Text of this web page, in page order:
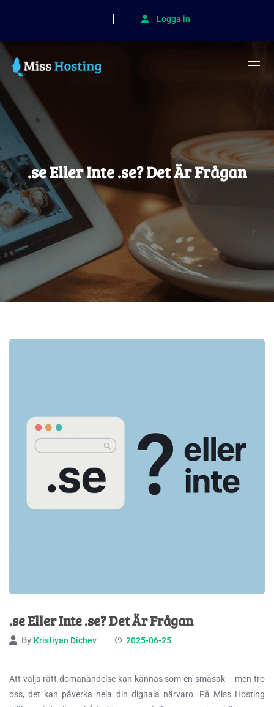
Logga in
.se Eller Inte .se? Det Är Frågan
.se Eller Inte .se? Det Är Frågan
By Kristiyan Dichev 2025-06-25
Att välja rätt domänändelse kan kännas som en småsak – men tro
oss, det kan påverka hela din digitala närvaro. På Miss Hosting